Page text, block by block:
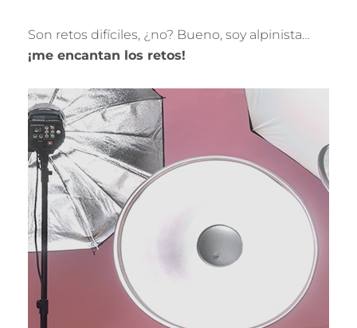
Son retos difíciles, ¿no? Bueno, soy alpinista…
¡me encantan los retos!